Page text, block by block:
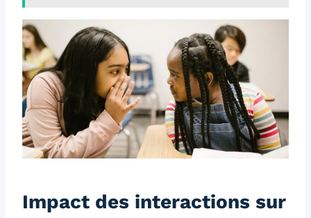
Impact des interactions sur